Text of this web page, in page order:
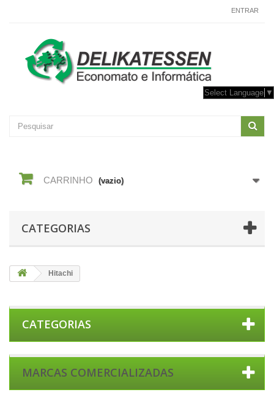
ENTRAR
Select Language ▼
CARRINHO (vazio)
CATEGORIAS
Hitachi
CATEGORIAS
MARCAS COMERCIALIZADAS